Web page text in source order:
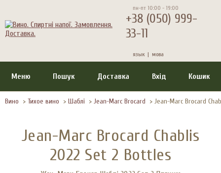
пн-пт 10:00 - 19:00
+38 (050) 999-
33-11
язык | мова
Меню Пошук Доставка Вхід Кошик
Вино > Тихое вино > Шаблі > Jean-Marc Brocard > Jean-Marc Brocard
Jean-Marc Brocard Chablis
2022 Set 2 Bottles